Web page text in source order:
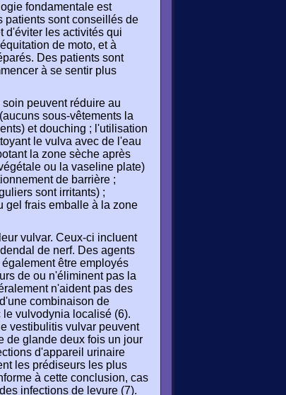
fondamentale est
patients sont conseillés de
d'éviter les activités qui
de moto, et à
Des patients sont
à se sentir plus
peuvent réduire au
sous-vêtements la
et douching ; l'utilisation
le vulva avec de l'eau
la zone sèche après
ou la vaseline plate)
de barrière ;
sont irritants) ;
gel frais emballe à la zone
vulvar. Ceux-ci incluent
de nerf. Des agents
être employés
de ou n'éliminent pas la
n'aident pas des
combinaison de
vulvodynia localisé (6).
vestibulitis vulvar peuvent
de glande deux fois un jour
d'appareil urinaire
les prédiseurs les plus
à cette conclusion, cas
infections de levure (7).